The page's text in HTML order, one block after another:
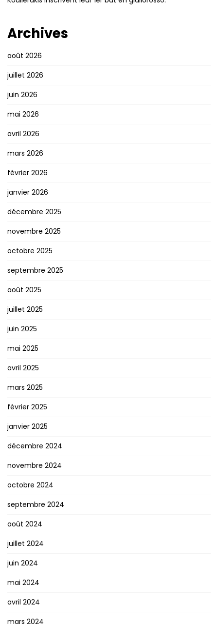
Archives
août 2026
juillet 2026
juin 2026
mai 2026
avril 2026
mars 2026
février 2026
janvier 2026
décembre 2025
novembre 2025
octobre 2025
septembre 2025
août 2025
juillet 2025
juin 2025
mai 2025
avril 2025
mars 2025
février 2025
janvier 2025
décembre 2024
novembre 2024
octobre 2024
septembre 2024
août 2024
juillet 2024
juin 2024
mai 2024
avril 2024
mars 2024